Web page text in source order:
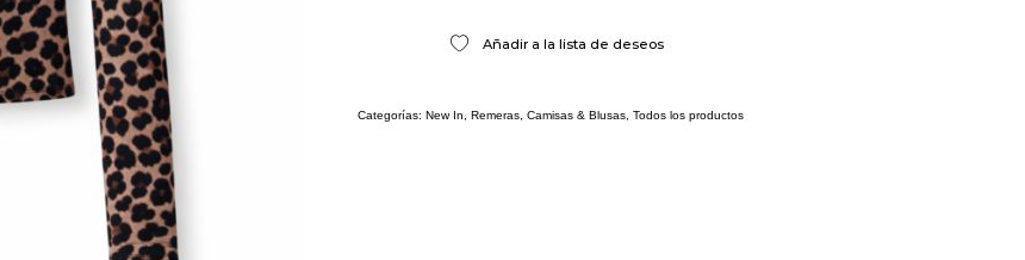
Añadir a la lista de deseos
Categorías: New In Remeras, Camisas & Blusas, Todos los productos